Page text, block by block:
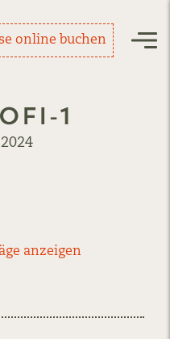
online buchen
1
anzeigen